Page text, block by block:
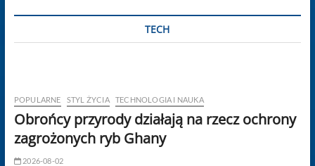
TECH
POPULARNE STYL ŻYCIA TECHNOLOGIA I NAUKA
Obrońcy przyrody działają na rzecz ochrony
zagrożonych ryb Ghany
2026-08-02